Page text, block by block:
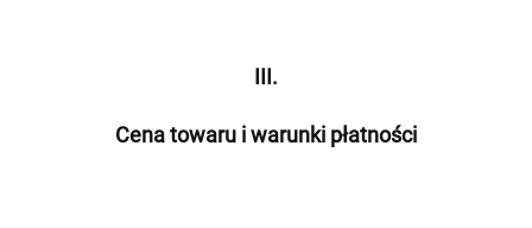
III.
Cena towaru i warunki płatności